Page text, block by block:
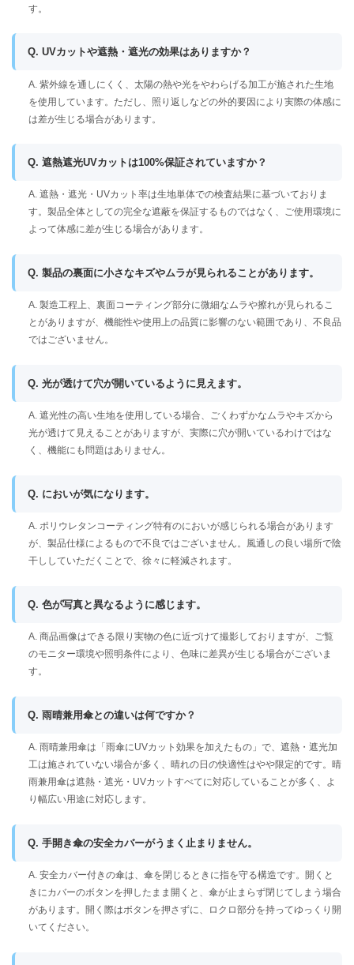
す。
Q. UVカットや遮熱・遮光の効果はありますか？
A. 紫外線を通しにくく、太陽の熱や光をやわらげる加工が施された生地
を使用しています。ただし、照り返しなどの外的要因により実際の体感に
は差が生じる場合があります。
Q. 遮熱遮光UVカットは100%保証されていますか？
A. 遮熱・遮光・UVカット率は生地単体での検査結果に基づいておりま
す。製品全体としての完全な遮蔽を保証するものではなく、ご使用環境に
よって体感に差が生じる場合があります。
Q. 製品の裏面に小さなキズやムラが見られることがあります。
A. 製造工程上、裏面コーティング部分に微細なムラや擦れが見られるこ
とがありますが、機能性や使用上の品質に影響のない範囲であり、不良品
ではございません。
Q. 光が透けて穴が開いているように見えます。
A. 遮光性の高い生地を使用している場合、ごくわずかなムラやキズから
光が透けて見えることがありますが、実際に穴が開いているわけではな
く、機能にも問題はありません。
Q. においが気になります。
A. ポリウレタンコーティング特有のにおいが感じられる場合があります
が、製品仕様によるもので不良ではございません。風通しの良い場所で陰
干ししていただくことで、徐々に軽減されます。
Q. 色が写真と異なるように感じます。
A. 商品画像はできる限り実物の色に近づけて撮影しておりますが、ご覧
のモニター環境や照明条件により、色味に差異が生じる場合がございま
す。
Q. 雨晴兼用傘との違いは何ですか？
A. 雨晴兼用傘は「雨傘にUVカット効果を加えたもの」で、遮熱・遮光加
工は施されていない場合が多く、晴れの日の快適性はやや限定的です。晴
雨兼用傘は遮熱・遮光・UVカットすべてに対応していることが多く、よ
り幅広い用途に対応します。
Q. 手開き傘の安全カバーがうまく止まりません。
A. 安全カバー付きの傘は、傘を閉じるときに指を守る構造です。開くと
きにカバーのボタンを押したまま開くと、傘が止まらず閉じてしまう場合
があります。開く際はボタンを押さずに、ロクロ部分を持ってゆっくり開
いてください。